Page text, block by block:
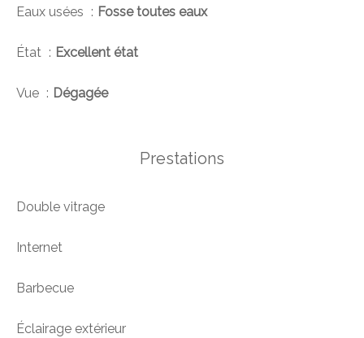
Eaux usées Fosse toutes eaux
État Excellent état
Vue Dégagée
Prestations
Double vitrage
Internet
Barbecue
Éclairage extérieur